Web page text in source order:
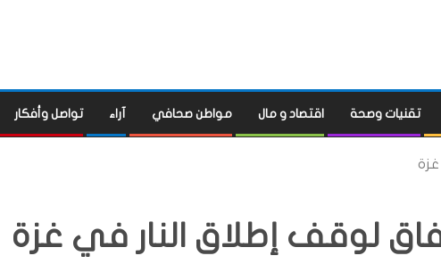
تقنيات وصحة اقتصاد و مال مواطن صحافي آراء تواصل وأفكار
لوقف إطلاق النار في غزة